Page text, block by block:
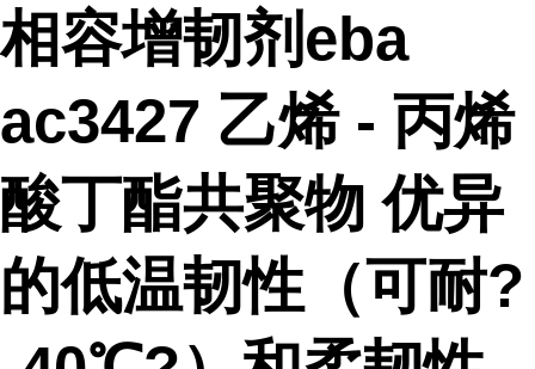
相容增韧剂eba
ac3427 乙烯 - 丙烯
酸丁酯共聚物 优异
的低温韧性（可耐?